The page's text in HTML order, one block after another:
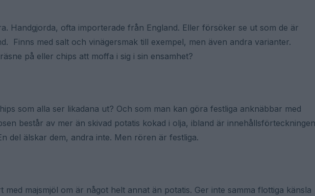
Handgjorda, ofta importerade från England. Eller försöker se ut som de är
Finns med salt och vinägersmak till exempel, men även andra varianter.
på eller chips att moffa i sig i sin ensamhet?
som alla ser likadana ut? Och som man kan göra festliga anknäbbar med
består av mer än skivad potatis kokad i olja, ibland är innehållsförteckningen
del älskar dem, andra inte. Men rören är festliga.
med majsmjöl om är något helt annat än potatis. Ger inte samma flottiga känsla